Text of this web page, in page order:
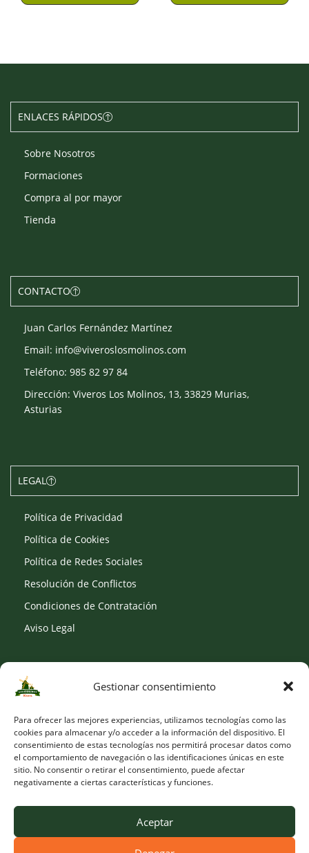
Gestionar consentimiento
Para ofrecer las mejores experiencias, utilizamos tecnologías como las
cookies para almacenar y/o acceder a la información del dispositivo. El
consentimiento de estas tecnologías nos permitirá procesar datos como
el comportamiento de navegación o las identificaciones únicas en este
sitio. No consentir o retirar el consentimiento, puede afectar
negativamente a ciertas características y funciones.
Aceptar
ENLACES RÁPIDOS
Sobre Nosotros
Formaciones
Compra al por mayor
Tienda
CONTACTO
Juan Carlos Fernández Martínez
Email: info@viveroslosmolinos.com
Teléfono: 985 82 97 84
Dirección: Viveros Los Molinos, 13, 33829 Murias,
Asturias
LEGAL
Política de Privacidad
Política de Cookies
Política de Redes Sociales
Resolución de Conflictos
Condiciones de Contratación
Aviso Legal
SOCIAL